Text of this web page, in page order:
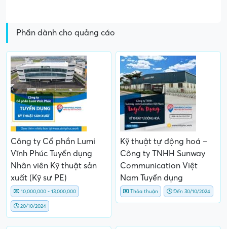
Phần dành cho quảng cáo
Công ty Cổ phần Lumi
Vĩnh Phúc Tuyển dụng
Nhân viên Kỹ thuật sản
xuất (Kỹ sư PE)
10,000,000 - 13,000,000
20/10/2024
Kỹ thuật tự động hoá –
Công ty TNHH Sunway
Communication Việt
Nam Tuyển dụng
Thỏa thuận Đến 30/10/2024